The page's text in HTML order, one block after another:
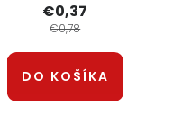
€0,37
€0,78
DO KOŠÍKA